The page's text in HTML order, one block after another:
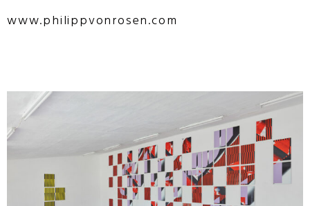
www.philippvonrosen.com